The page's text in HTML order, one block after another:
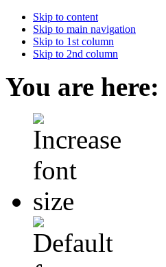
Skip to content
Skip to main navigation
Skip to 1st column
Skip to 2nd column
You are here: